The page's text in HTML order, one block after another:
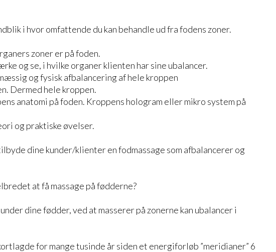
i hvor omfattende du kan behandle ud fra fodens zoner.
zoner er på foden.
og se, i hvilke organer klienten har sine ubalancer.
og fysisk afbalancering af hele kroppen
Dermed hele kroppen.
anatomi på foden. Kroppens hologram eller mikro system på
og praktiske øvelser.
dine kunder/klienter en fodmassage som afbalancerer og
at få massage på fødderne?
dine fødder, ved at masserer på zonerne kan ubalancer i
for mange tusinde år siden et energiforløb ”meridianer” 6